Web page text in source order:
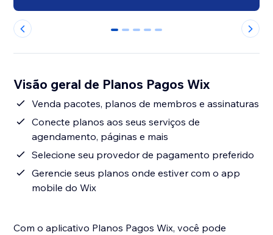
0 1 2 3 4
Visão geral de Planos Pagos Wix
Venda pacotes, planos de membros e assinaturas
Conecte planos aos seus serviços de
agendamento, páginas e mais
Selecione seu provedor de pagamento preferido
Gerencie seus planos onde estiver com o app
mobile do Wix
Com o aplicativo Planos Pagos Wix, você pode